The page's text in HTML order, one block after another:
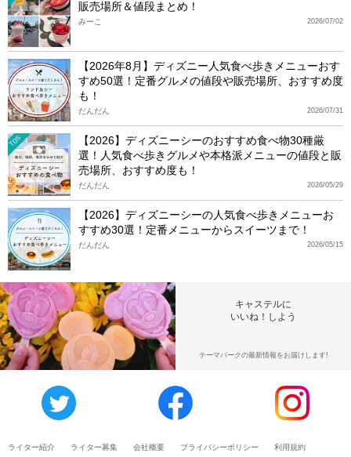
販売場所＆値段まとめ！
2026/07/02
みーこ
【2026年8月】ディズニー人気食べ歩きメニューおす
すめ50選！定番グルメの値段や販売場所、おすすめ度
も！
2026/07/31
だんだん
TDS
【2026】ディズニーシーのおすすめ食べ物30種厳
選！人気食べ歩きグルメや本格派メニューの値段と販
売場所、おすすめ度も！
2026/05/29
だんだん
【2026】ディズニーシーの人気食べ歩きメニューお
すすめ30選！定番メニューからスイーツまで！
2026/05/15
だんだん
キャステルに
いいね！しよう
テーマパークの最新情報をお届けします!
ライター紹介 ライター募集 会社概要 プライバシーポリシー 利用規約